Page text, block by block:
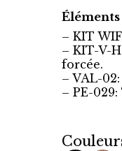
– KIT
– KIT-V-
forcée.
– VAL-
– PE-